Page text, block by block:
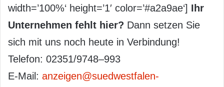
width=’100%‘ height=’1′ color=’#a2a9ae‘] Ihr
Unternehmen fehlt hier? Dann setzen Sie
sich mit uns noch heute in Verbindung!
Telefon: 02351/9748–993
E-Mail: anzeigen@suedwestfalen-